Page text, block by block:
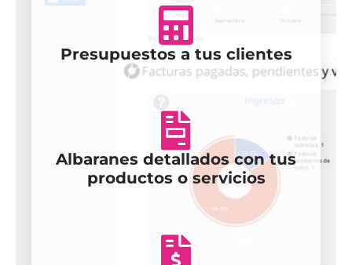
Presupuestos a tus clientes
Albaranes detallados con tus
productos o servicios